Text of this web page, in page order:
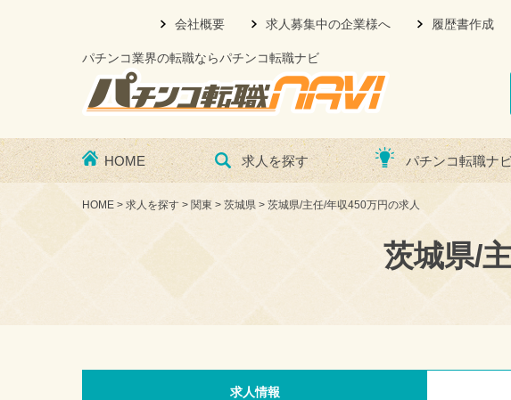
会社概要 求人募集中の企業様へ 履歴書作成
パチンコ業界の転職ならパチンコ転職ナビ
HOME 求人を探す パチンコ転職ナ
HOME > 求人を探す > 関東 > 茨城県 > 茨城県/主任/年収450万円の求人
茨城県/
求人情報